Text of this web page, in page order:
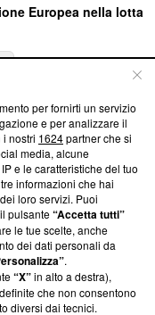
Europea nella lotta
su Blasting
ci impegniamo a
nostra aderenza a
News non è
di farne
una verifica di
per fornirti un servizio
e per analizzare il
nostri 1624partner che si
media, alcune
e le caratteristiche del tuo
informazioni che hai
loro servizi. Puoi
pulsante“Accetta tutti”
le tue scelte, anche
dei dati personali da
.
“X”in alto a destra),
che non consentono
diversi dai tecnici.